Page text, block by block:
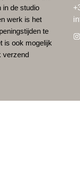
in de studio
werk is het
te
is ook mogelijk
verzend